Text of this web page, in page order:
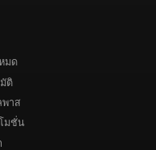
มด
ติ
พาส
มชั่น